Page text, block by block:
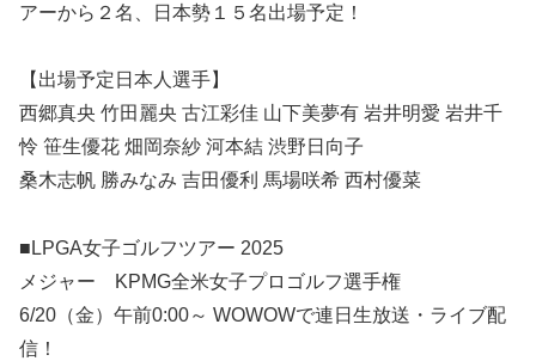
アーから２名、日本勢１５名出場予定！
【出場予定日本人選手】
西郷真央 竹田麗央 古江彩佳 山下美夢有 岩井明愛 岩井千
怜 笹生優花 畑岡奈紗 河本結 渋野日向子
桑木志帆 勝みなみ 吉田優利 馬場咲希 西村優菜
■LPGA女子ゴルフツアー 2025
メジャー KPMG全米女子プロゴルフ選手権
6/20（金）午前0:00～ WOWOWで連日生放送・ライブ配
信！